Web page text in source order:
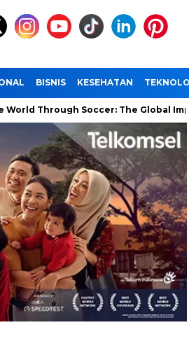
BISNIS KESEHATAN
Soccer: The Global Impact of the